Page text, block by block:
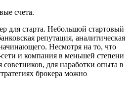
счета.
для старта. Небольшой стартовый
репутация, аналитическая
Несмотря на то, что
и компания в меньшей степени
для наработки опыта в
брокера можно